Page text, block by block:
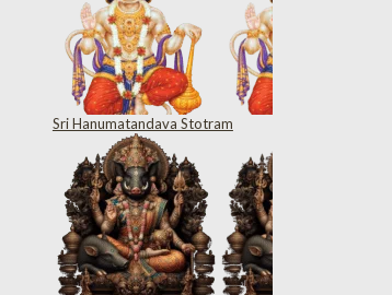
Sri Hanumatandava Stotram